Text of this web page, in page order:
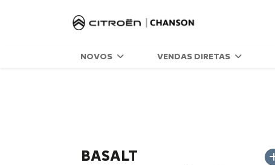
NOVOS VENDAS DIRETAS
BASALT